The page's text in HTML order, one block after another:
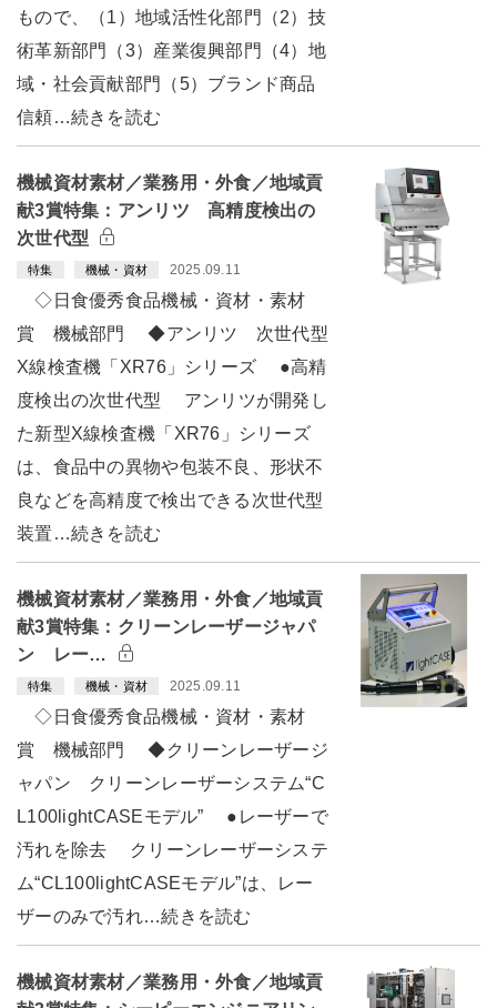
もので、（1）地域活性化部門（2）技
術革新部門（3）産業復興部門（4）地
域・社会貢献部門（5）ブランド商品
信頼…続きを読む
機械資材素材／業務用・外食／地域貢
献3賞特集：アンリツ 高精度検出の
次世代型
特集 機械・資材 2025.09.11
◇日食優秀食品機械・資材・素材
賞 機械部門 ◆アンリツ 次世代型
X線検査機「XR76」シリーズ ●高精
度検出の次世代型 アンリツが開発し
た新型X線検査機「XR76」シリーズ
は、食品中の異物や包装不良、形状不
良などを高精度で検出できる次世代型
装置…続きを読む
機械資材素材／業務用・外食／地域貢
献3賞特集：クリーンレーザージャパ
ン レー…
特集 機械・資材 2025.09.11
◇日食優秀食品機械・資材・素材
賞 機械部門 ◆クリーンレーザージ
ャパン クリーンレーザーシステム“C
L100lightCASEモデル” ●レーザーで
汚れを除去 クリーンレーザーシステ
ム“CL100lightCASEモデル”は、レー
ザーのみで汚れ…続きを読む
機械資材素材／業務用・外食／地域貢